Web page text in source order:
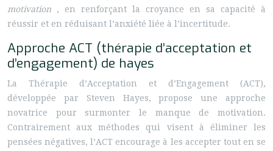
motivation , en renforçant la croyance en sa capacité à
réussir et en réduisant l’anxiété liée à l’incertitude.
Approche ACT (thérapie d’acceptation et
d’engagement) de hayes
La Thérapie d’Acceptation et d’Engagement (ACT),
développée par Steven Hayes, propose une approche
novatrice pour surmonter le manque de motivation.
Contrairement aux méthodes qui visent à éliminer les
pensées négatives, l’ACT encourage à les accepter tout en se